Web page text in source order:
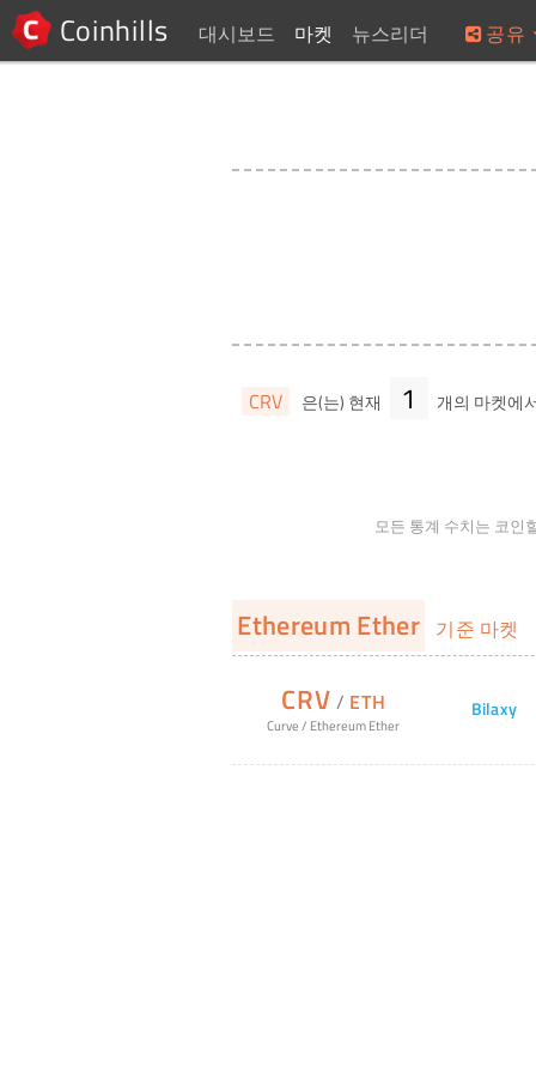
Coinhills 대시보드 마켓 뉴스리더 공유
CRV 은(는) 현재 1 개의 마켓에
모든 통계 수치는 코인
Ethereum Ether 기준 마켓
CRV / ETH
Curve/ Ethereum Ether
Bilaxy